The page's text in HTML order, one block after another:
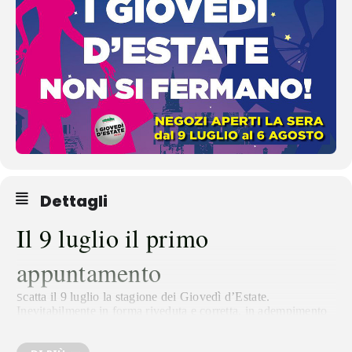
Dettagli
Il 9 luglio il primo
appuntamento
Scatta il 9 luglio la stagione dei Giovedì d’Estate.
Inevitabilmente in forma riveduta e corretta, in adempimento